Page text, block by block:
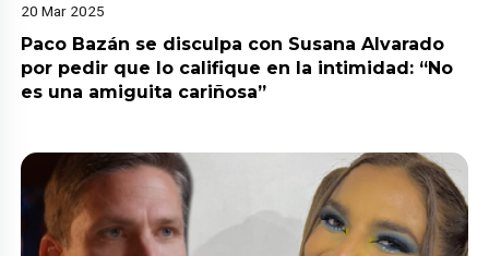
20 Mar 2025
Paco Bazán se disculpa con Susana Alvarado
por pedir que lo califique en la intimidad: “No
es una amiguita cariñosa”